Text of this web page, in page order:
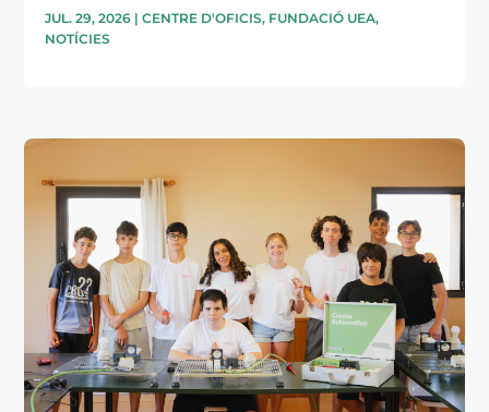
JUL. 29, 2026 |CENTRE D'OFICIS, FUNDACIÓ UEA,
NOTÍCIES